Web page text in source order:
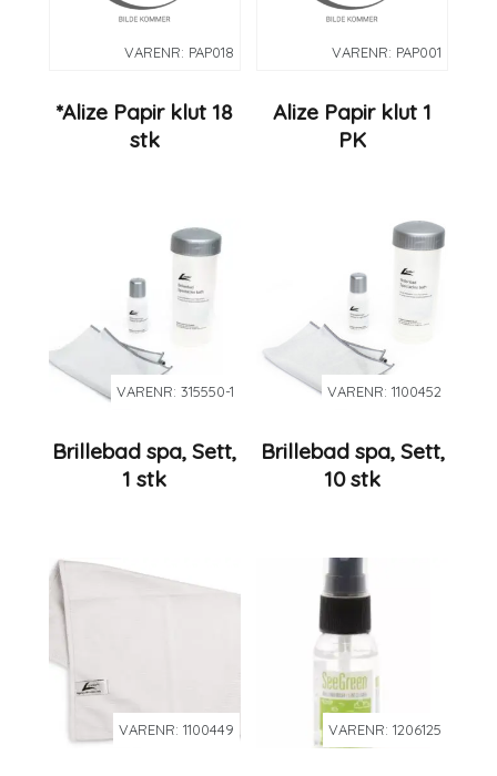
VARENR: PAP018
*Alize Papir klut 18
stk
VARENR: PAP001
Alize Papir klut 1
PK
VARENR: 315550-1
Brillebad spa, Sett,
1 stk
VARENR: 1100452
Brillebad spa, Sett,
10 stk
VARENR: 1100449 VARENR: 1206125